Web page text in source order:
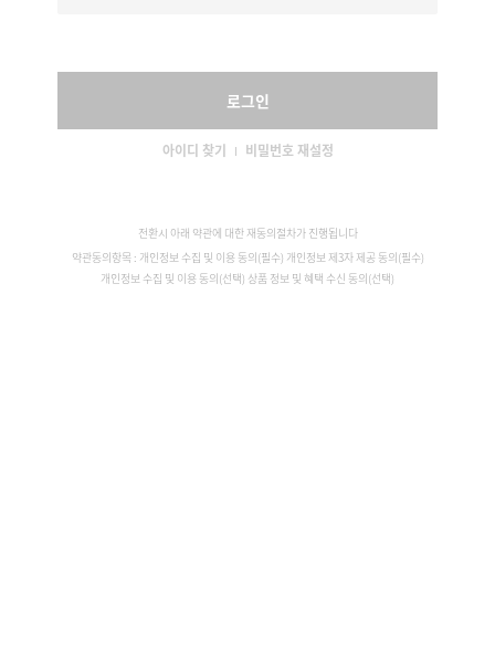
로그인
아이디 찾기 비밀번호 재설정
전환시 아래 약관에 대한 재동의절차가 진행됩니다
약관동의항목 : 개인정보 수집 및 이용 동의(필수) 개인정보 제3자 제공 동의(필수)
개인정보 수집 및 이용 동의(선택) 상품 정보 및 혜택 수신 동의(선택)